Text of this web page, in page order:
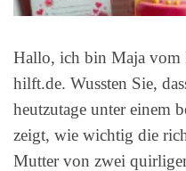
Hallo, ich bin Maja vom
hilft.de. Wussten Sie,
heutzutage unter einem
zeigt, wie wichtig die
Mutter von zwei